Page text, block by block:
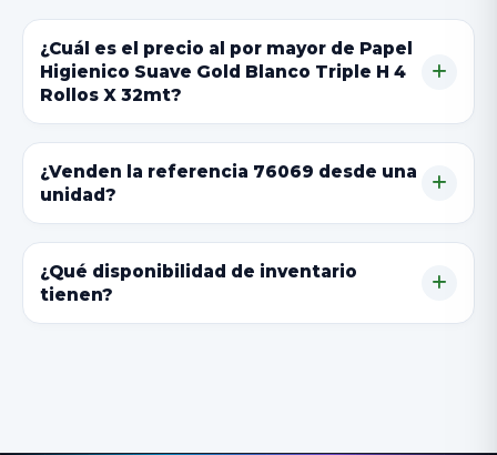
¿Cuál es el precio al por mayor de Papel
Higienico Suave Gold Blanco Triple H 4
Rollos X 32mt?
¿Venden la referencia 76069 desde una
unidad?
¿Qué disponibilidad de inventario
tienen?